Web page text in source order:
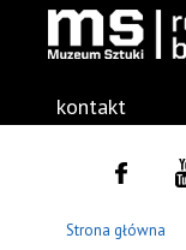
kontakt
Strona główna